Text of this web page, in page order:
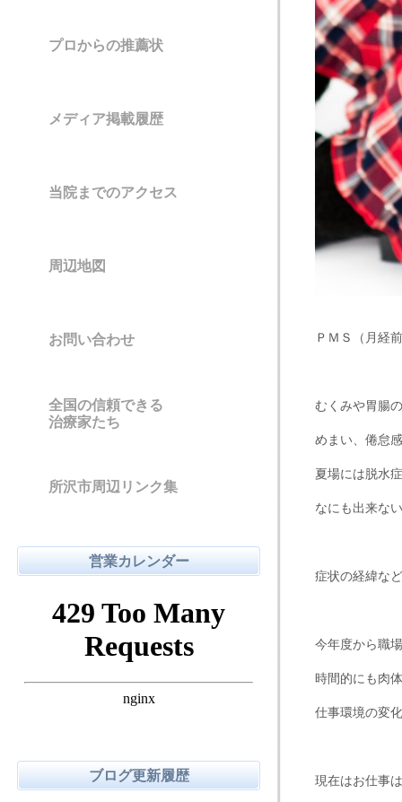
ＰＭＳ（月経
むくみや胃腸
めまい、倦怠
夏場には脱水
なにも出来な
症状の経緯な
今年度から職
時間的にも肉
仕事環境の変
現在はお仕事
プロからの推薦状
メディア掲載履歴
当院までのアクセス
周辺地図
お問い合わせ
全国の信頼できる
治療家たち
所沢市周辺リンク集
営業カレンダー
ブログ更新履歴